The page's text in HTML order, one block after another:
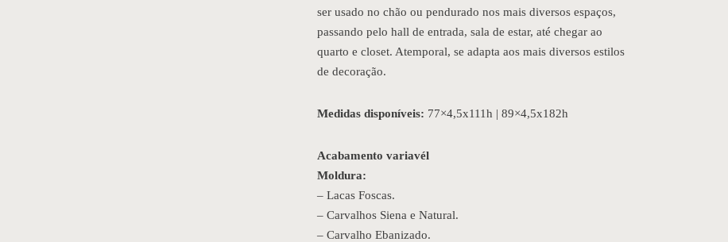
ser usado no chão ou pendurado nos mais diversos espaços,
passando pelo hall de entrada, sala de estar, até chegar ao
quarto e closet. Atemporal, se adapta aos mais diversos estilos
de decoração.
Medidas disponíveis: 77×4,5x111h | 89×4,5x182h
Acabamento variavél
Moldura:
– Lacas Foscas.
– Carvalhos Siena e Natural.
– Carvalho Ebanizado.